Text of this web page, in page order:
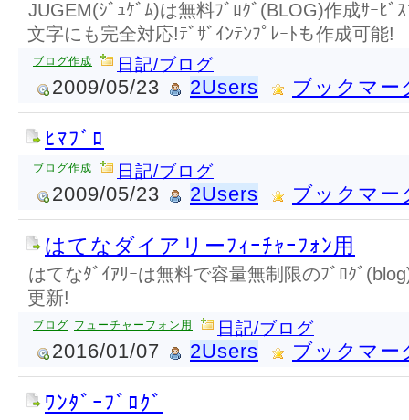
JUGEM(ｼﾞｭｹﾞﾑ)は無料ﾌﾞﾛｸﾞ(BLOG)作成ｻｰﾋﾞ
文字にも完全対応!ﾃﾞｻﾞｲﾝﾃﾝﾌﾟﾚｰﾄも作成可能!
ブログ作成 日記/ブログ
2009/05/23 2Users ブックマー
ﾋﾏﾌﾞﾛ
ブログ作成 日記/ブログ
2009/05/23 2Users ブックマー
はてなダイアリーﾌｨｰﾁｬｰﾌｫﾝ用
はてなﾀﾞｲｱﾘｰは無料で容量無制限のﾌﾞﾛｸﾞ
更新!
ブログ フューチャーフォン用 日記/ブログ
2016/01/07 2Users ブックマー
ﾜﾝﾀﾞｰﾌﾞﾛｸﾞ